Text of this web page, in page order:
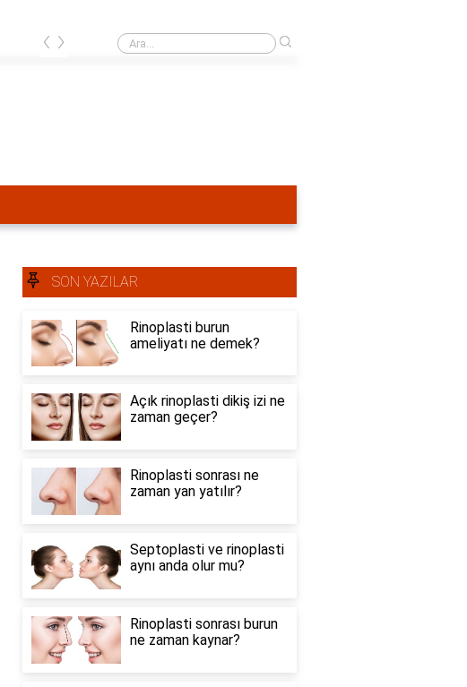
Burun estetiğinden ne kadar süre sonra dudak dolgusu yapılır?
‹ ›
SON YAZILAR
Rinoplasti burun
ameliyatı ne demek?
Açık rinoplasti dikiş izi ne
zaman geçer?
Rinoplasti sonrası ne
zaman yan yatılır?
Septoplasti ve rinoplasti
aynı anda olur mu?
Rinoplasti sonrası burun
ne zaman kaynar?